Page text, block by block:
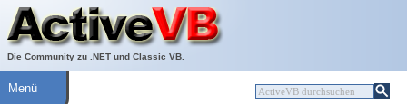
Die Community zu .NET und Classic VB.
Über ActiveVB
Hilfe
Menü